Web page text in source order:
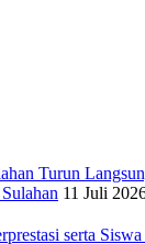
Turun
11 Juli
serta